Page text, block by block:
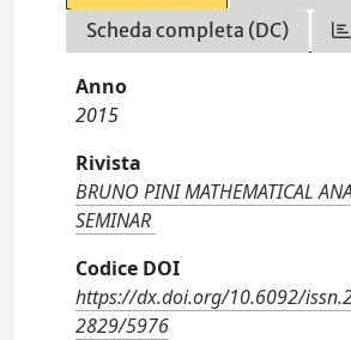
Scheda completa (DC)
Anno
2015
Rivista
BRUNO PINI MATHEMATICAL
SEMINAR
Codice DOI
https://dx.doi.org/10.6092/
2829/5976